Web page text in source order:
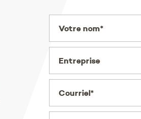
Votre nom*
Entreprise
Courriel*